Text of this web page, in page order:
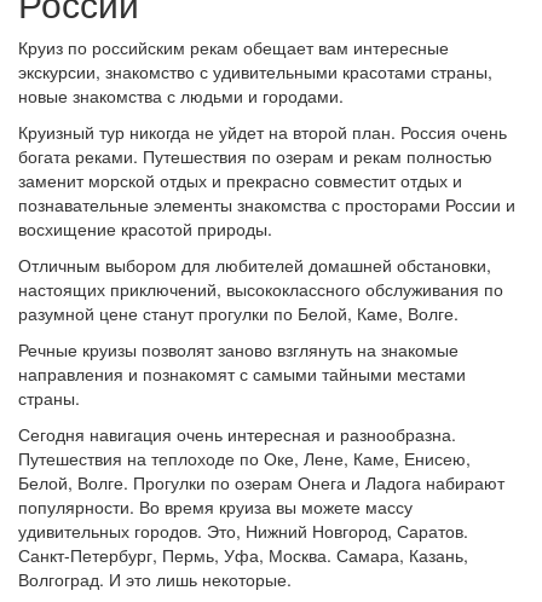
Круиз по российским рекам обещает вам интересные
экскурсии, знакомство с удивительными красотами страны,
новые знакомства с людьми и городами.
Круизный тур никогда не уйдет на второй план. Россия очень
богата реками. Путешествия по озерам и рекам полностью
заменит морской отдых и прекрасно совместит отдых и
познавательные элементы знакомства с просторами России и
восхищение красотой природы.
Отличным выбором для любителей домашней обстановки,
настоящих приключений, высококлассного обслуживания по
разумной цене станут прогулки по Белой, Каме, Волге.
Речные круизы позволят заново взглянуть на знакомые
направления и познакомят с самыми тайными местами
страны.
Сегодня навигация очень интересная и разнообразна.
Путешествия на теплоходе по Оке, Лене, Каме, Енисею,
Белой, Волге. Прогулки по озерам Онега и Ладога набирают
популярности. Во время круиза вы можете массу
удивительных городов. Это, Нижний Новгород, Саратов.
Санкт-Петербург, Пермь, Уфа, Москва. Самара, Казань,
Волгоград. И это лишь некоторые.